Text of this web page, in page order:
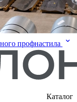
профнастила
Каталог